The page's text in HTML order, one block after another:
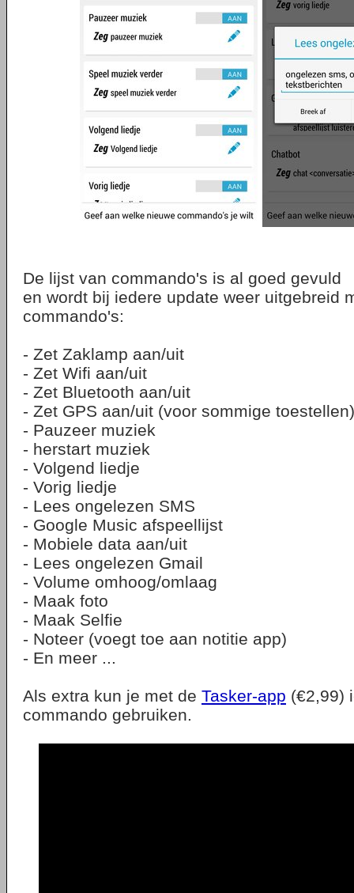
De lijst van commando's is al goed gevuld
en wordt bij iedere update weer uitgebreid
commando's:
- Zet Zaklamp aan/uit
- Zet Wifi aan/uit
- Zet Bluetooth aan/uit
- Zet GPS aan/uit (voor sommige toestellen)
- Pauzeer muziek
- herstart muziek
- Volgend liedje
- Vorig liedje
- Lees ongelezen SMS
- Google Music afspeellijst
- Mobiele data aan/uit
- Lees ongelezen Gmail
- Volume omhoog/omlaag
- Maak foto
- Maak Selfie
- Noteer (voegt toe aan notitie app)
- En meer ...
Als extra kun je met de Tasker-app (€2,99)
commando gebruiken.